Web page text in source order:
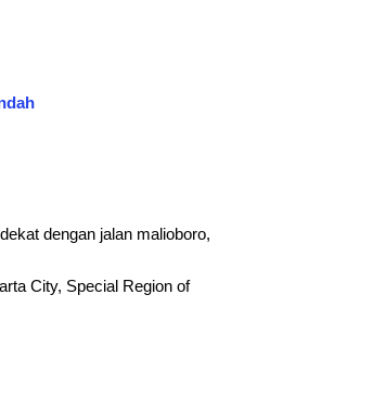
dengan jalan malioboro,
City, Special Region of